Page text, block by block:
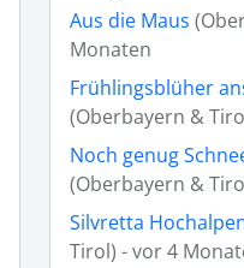
Aus die Maus
Monaten
Frühlingsblüher
(Oberbayern &
Noch genug
(Oberbayern &
Silvretta
Tirol) - vor 4